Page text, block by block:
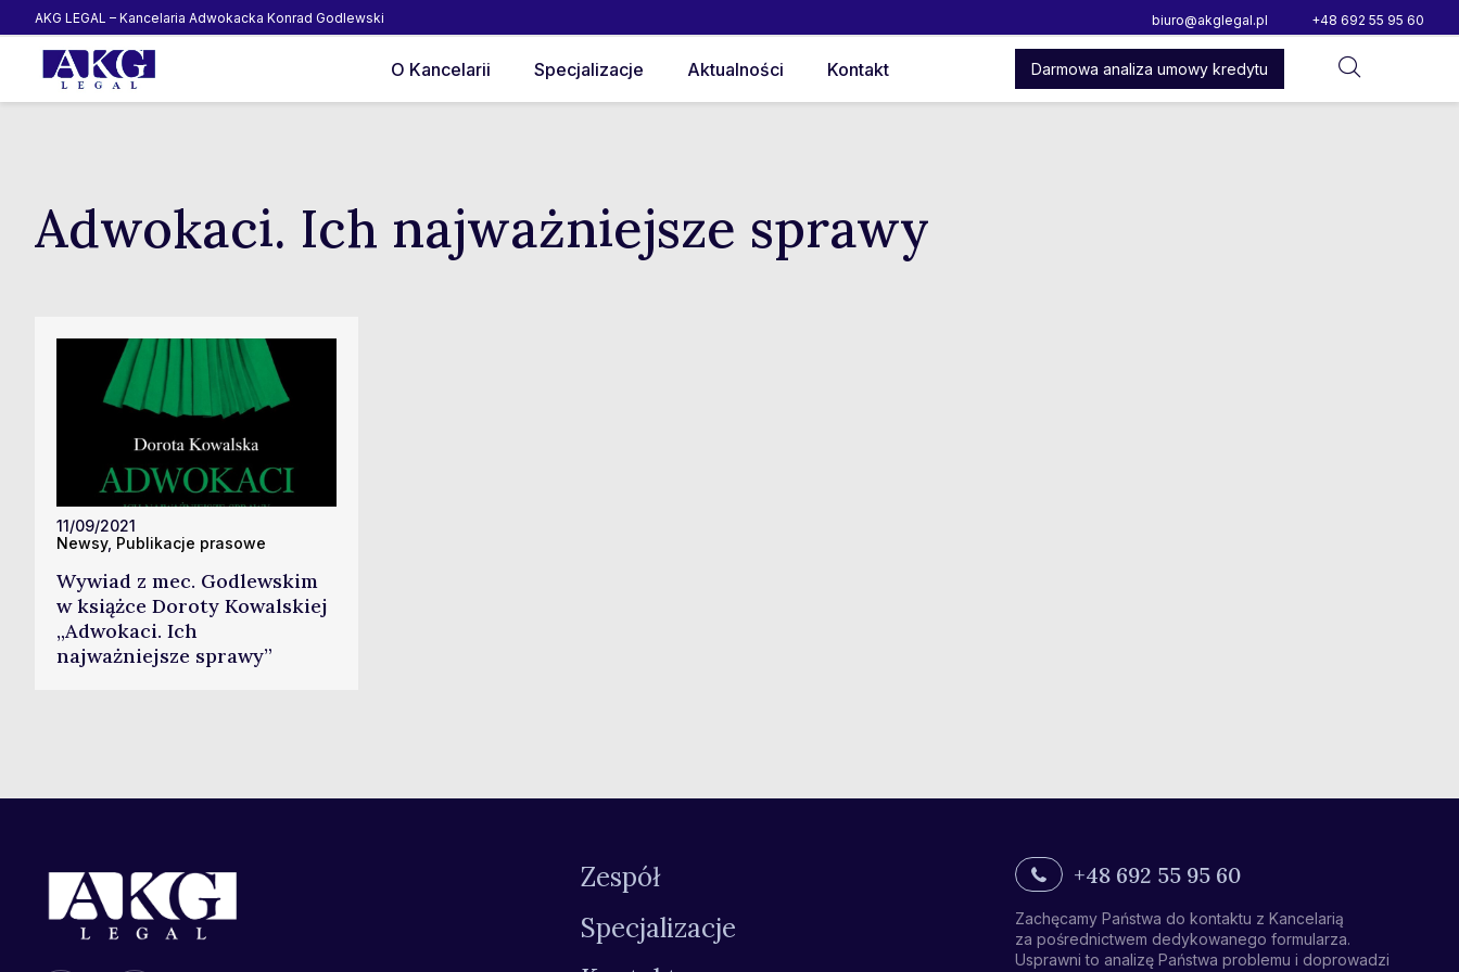
AKG LEGAL – Kancelaria Adwokacka Konrad Godlewski biuro@akglegal.pl +48 692 55 95 60
O Kancelarii Specjalizacje Aktualności Kontakt Darmowa analiza umowy kredytu
Adwokaci. Ich najważniejsze sprawy
11/09/2021
Newsy, Publikacje prasowe
Wywiad z mec. Godlewskim
w książce Doroty Kowalskiej
„Adwokaci. Ich
najważniejsze sprawy”
Zespół
Specjalizacje
+48 692 55 95 60
Zachęcamy Państwa do kontaktu z Kancelarią
za pośrednictwem dedykowanego formularza.
Usprawni to analizę Państwa problemu i doprowadzi